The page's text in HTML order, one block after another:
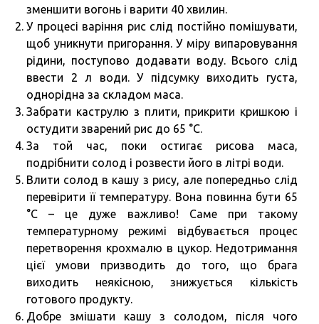
зменшити вогонь і варити 40 хвилин.
У процесі варіння рис слід постійно помішувати,
щоб уникнути пригорання. У міру випаровування
рідини, поступово додавати воду. Всього слід
ввести 2 л води. У підсумку виходить густа,
однорідна за складом маса.
Забрати каструлю з плити, прикрити кришкою і
остудити зварений рис до 65 °C.
За той час, поки остигає рисова маса,
подрібнити солод і розвести його в літрі води.
Влити солод в кашу з рису, але попередньо слід
перевірити її температуру. Вона повинна бути 65
°C – це дуже важливо! Саме при такому
температурному режимі відбувається процес
перетворення крохмалю в цукор. Недотримання
цієї умови призводить до того, що брага
виходить неякісною, знижується кількість
готового продукту.
Добре змішати кашу з солодом, після чого